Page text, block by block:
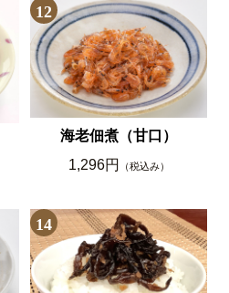
12
海老佃煮（甘口）
1,296円
（税込み）
14